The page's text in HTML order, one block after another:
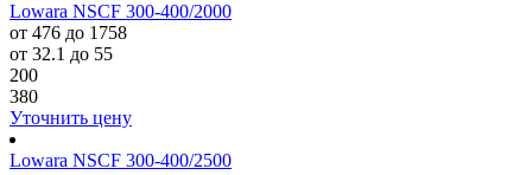
Lowara NSCF 300-400/2000
от 476 до 1758
от 32.1 до 55
200
380
Уточнить цену
Lowara NSCF 300-400/2500